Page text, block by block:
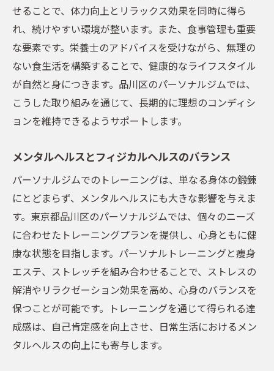
せることで、体力向上とリラックス効果を同時に得ら
れ、続けやすい環境が整います。また、食事管理も重要
な要素です。栄養士のアドバイスを受けながら、無理の
ない食生活を構築することで、健康的なライフスタイル
が自然と身につきます。品川区のパーソナルジムでは、
こうした取り組みを通じて、長期的に理想のコンディシ
ョンを維持できるようサポートします。
メンタルヘルスとフィジカルヘルスのバランス
パーソナルジムでのトレーニングは、単なる身体の鍛錬
にとどまらず、メンタルヘルスにも大きな影響を与えま
す。東京都品川区のパーソナルジムでは、個々のニーズ
に合わせたトレーニングプランを提供し、心身ともに健
康な状態を目指します。パーソナルトレーニングと痩身
エステ、ストレッチを組み合わせることで、ストレスの
解消やリラクゼーション効果を高め、心身のバランスを
保つことが可能です。トレーニングを通じて得られる達
成感は、自己肯定感を向上させ、日常生活におけるメン
タルヘルスの向上にも寄与します。